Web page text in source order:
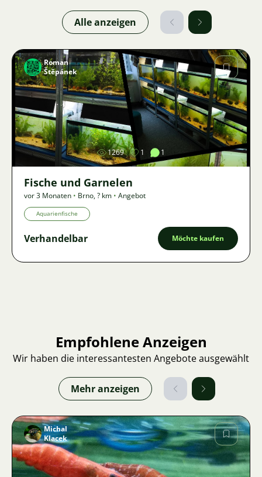
Alle anzeigen
Bild
Roman
Štěpánek
1269 1 1
Fische und Garnelen
vor 3 Monaten • Brno,? km • Angebot
Aquarienfische
Verhandelbar Möchte kaufen
Empfohlene Anzeigen
Wir haben die interessantesten Angebote ausgewählt
Mehr anzeigen
Michal
Klacek